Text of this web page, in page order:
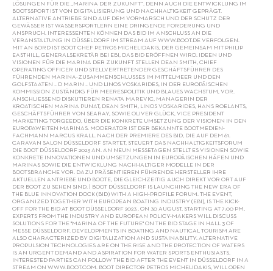
LÖSUNGEN FÜR DIE „MARINA DER ZUKUNFT“. DENN AUCH DIE ENTWICKLUNG IM
BOOTSSPORT IST VON DIGITALISIERUNG UND NACHHALTIGKEIT GEPRÄGT.
ALTERNATIVE ANTRIEBE SIND AUF DEM VORMARSCH UND DER SCHUTZ DER
GEWÄSSER IST WASSERSPORTLERN EINE DRINGENDE FORDERUNG UND
ANSPRUCH. INTERESSENTEN KÖNNEN DAS BID IM ANSCHLUSS AN DIE
VERANSTALTUNG IN DÜSSELDORF IM STREAM AUF WWW.BOOT.DE VERFOLGEN.
MIT AN BORD IST BOOT CHEF PETROS MICHELIDAKIS, DER GEMEINSAM MIT PHILIP
EASTHILL, GENERALSEKRETÄR BEI EBI, DAS BID ERÖFFNEN WIRD. IDEEN UND
VISIONEN FÜR DIE MARINA DER ZUKUNFT STELLEN DEAN SMITH, CHIEF
OPERATING OFFICER UND STELLVERTRETENDER GESCHÄFTSFÜHRER DES
FÜHRENDEN MARINA-ZUSAMMENSCHLUSSES IM MITTELMEER UND DEN
GOLFSTAATEN – D MARIN – UND LINOS VOSKARIDES, IN DER EUROPÄISCHEN
KOMMISSION ZUSTÄNDIG FÜR MEERESPOLITIK UND BLAUES WACHSTUM, VOR.
ANSCHLIESSEND DISKUTIEREN RENATA MAREVIC, MANAGERIN DER K
ROATISCHEN MARINA PUNAT, DEAN SMITH, LINOS VOSKARIDES, HANS ROELANTS, G
ESCHÄFTSFÜHRER VON SEARAY, SOWIE OLIVER GLÜCK, VICE PRESIDENT M
ARKETING TORQEEDO, ÜBER DIE KONKRETE UMSETZUNG DER VISIONEN IN DEN E
UROPAWEITEN MARINAS. MODERATOR IST DER BEKANNTE BOOTMEDIEN-F
ACHMANN MARCUS KRALL. NACH DER PREMIERE DES BID, DIE AUF DEM 61. C
ARAVAN SALON DÜSSELDORF STARTET, STEUERT DAS NACHHALTIGKEITSFORUM D
IE BOOT DÜSSELDORF 2023 AN. AN NEUN MESSETAGEN STELLT ES VISIONEN SOWIE K
ONKRETE INNOVATIONEN UND UMSETZUNGEN IN EUROPÄISCHEN HÄFEN UND M
ARINAS SOWIE DIE ENTWICKLUNG NACHHALTIGER MODELLE IN DER B
OOTSBRANCHE VOR. DAZU PRÄSENTIEREN FÜHRENDE HERSTELLER IHRE A
KTUELLEN ANTRIEBE UND BOOTE, DIE GLEICHZEITIG AUCH DIREKT VOR ORT AUF D
ER BOOT ZU SEHEN SIND. | BOOT DÜSSELDORF IS LAUNCHING THE NEW ERA OF T
HE BLUE INNOVATION DOCK (BID) WITH A HIGH-PROFILE FORUM. THE EVENT, O
RGANIZED TOGETHER WITH EUROPEAN BOATING INDUSTRY (EBI), IS THE KICK-O
FF FOR THE BID AT BOOT DÜSSELDORF 2023 . ON 30 AUGUST, STARTING AT 7:00 PM, E
XPERTS FROM THE INDUSTRY AND EUROPEAN POLICY-MAKERS WILL DISCUSS S
OLUTIONS FOR THE "MARINA OF THE FUTURE" ON THE BID STAGE IN HALL 3 OF M
ESSE DÜSSELDORF. DEVELOPMENTS IN BOATING AND NAUTICAL TOURISM ARE A
LSO CHARACTERIZED BY DIGITALIZATION AND SUSTAINABILITY. ALTERNATIVE P
ROPULSION TECHNOLOGIES ARE ON THE RISE AND THE PROTECTION OF WATERS I
S AN URGENT DEMAND AND ASPIRATION FOR WATER SPORTS ENTHUSIASTS. I
NTERESTED PARTIES CAN FOLLOW THE BID AFTER THE EVENT IN DÜSSELDORF IN A S
TREAM ON WWW.BOOT.COM. BOOT DIRECTOR PETROS MICHELIDAKIS, WILL OPEN T